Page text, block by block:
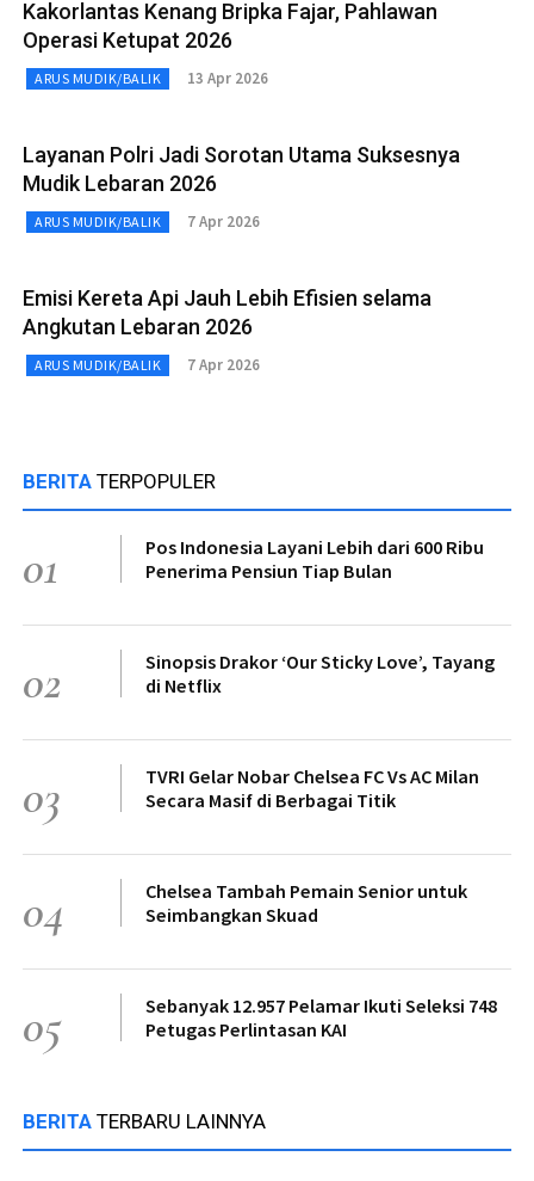
Kakorlantas Kenang Bripka Fajar, Pahlawan
Operasi Ketupat 2026
ARUS MUDIK/BALIK 13 Apr 2026
Layanan Polri Jadi Sorotan Utama Suksesnya
Mudik Lebaran 2026
ARUS MUDIK/BALIK 7 Apr 2026
Emisi Kereta Api Jauh Lebih Efisien selama
Angkutan Lebaran 2026
ARUS MUDIK/BALIK 7 Apr 2026
BERITA TERPOPULER
01
Pos Indonesia Layani Lebih dari 600 Ribu
Penerima Pensiun Tiap Bulan
02
Sinopsis Drakor ‘Our Sticky Love’, Tayang
di Netflix
03
TVRI Gelar Nobar Chelsea FC Vs AC Milan
Secara Masif di Berbagai Titik
04
Chelsea Tambah Pemain Senior untuk
Seimbangkan Skuad
05
Sebanyak 12.957 Pelamar Ikuti Seleksi 748
Petugas Perlintasan KAI
BERITA TERBARU LAINNYA